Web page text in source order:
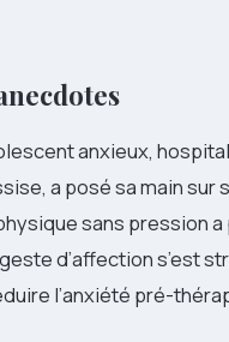
anxieux,
a posé sa main
sans pression
d’affection s’est
l’anxiété pré-